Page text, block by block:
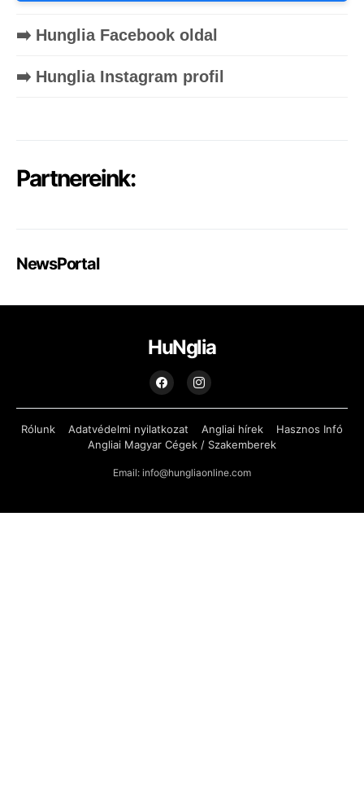
➡️ Hunglia Facebook oldal
➡️ Hunglia Instagram profil
Partnereink:
NewsPortal
HuNglia
Rólunk Adatvédelmi nyilatkozat Angliai hírek
Hasznos Infó
Angliai Magyar Cégek / Szakemberek
Email: info@hungliaonline.com